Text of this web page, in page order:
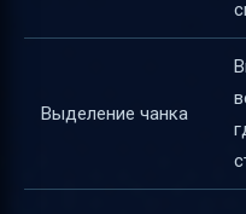
Выделение чанка